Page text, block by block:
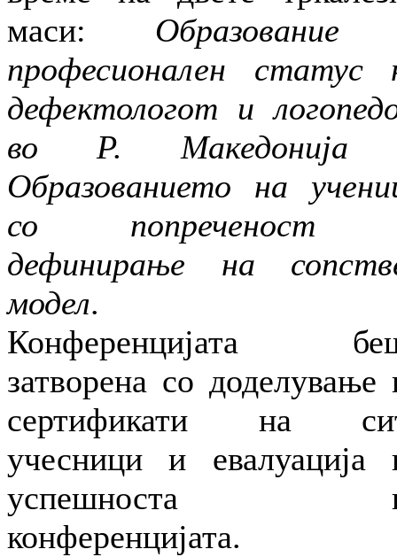
маси:
професионален статус
дефектологот и
во Р. Македонија
Образованието на
со попреченост
дефинирање на
модел.
Конференцијата
затворена со доделување
сертификати на
учесници и евалуација
успешноста
конференцијата.